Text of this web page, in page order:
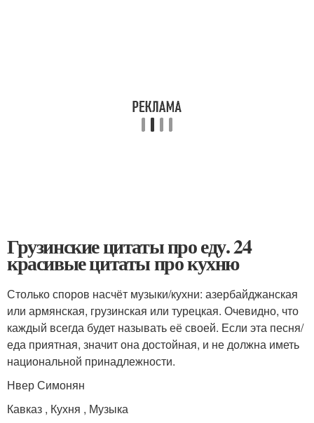
Грузинские цитаты про еду. 24
красивые цитаты про кухню
Столько споров насчёт музыки/кухни: азербайджанская
или армянская, грузинская или турецкая. Очевидно, что
каждый всегда будет называть её своей. Если эта песня/
еда приятная, значит она достойная, и не должна иметь
национальной принадлежности.
Нвер Симонян
Кавказ , Кухня , Музыка